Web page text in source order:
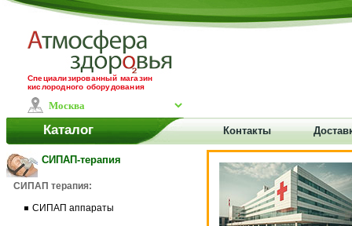
Специализированный магазин
кислородного оборудования
Каталог Контакты
СИПАП-терапия
СИПАП терапия:
СИПАП аппараты